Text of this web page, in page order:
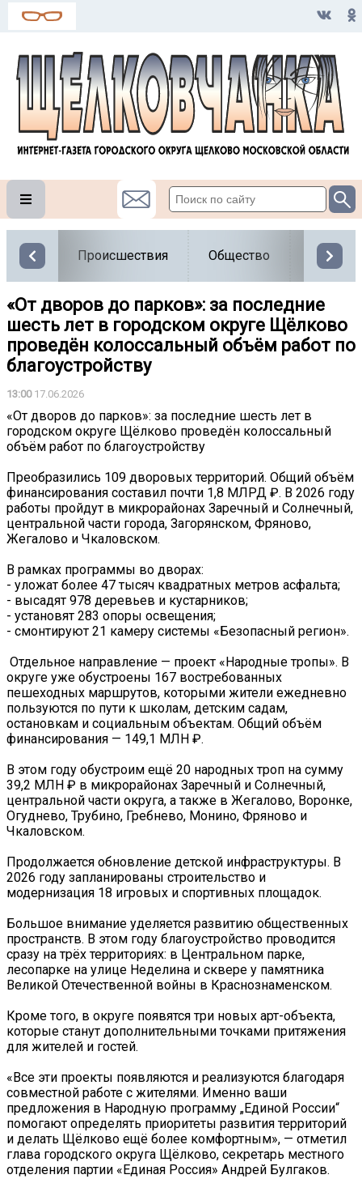
Происшествия Общество Власть
«От дворов до парков»: за последние
шесть лет в городском округе Щёлково
проведён колоссальный объём работ по
благоустройству
13:0017.06.2026
«От дворов до парков»: за последние шесть лет в
городском округе Щёлково проведён колоссальный
объём работ по благоустройству
Преобразились 109 дворовых территорий. Общий объём
финансирования составил почти 1,8 МЛРД ₽. В 2026 году
работы пройдут в микрорайонах Заречный и Солнечный,
центральной части города, Загорянском, Фряново,
Жегалово и Чкаловском.
В рамках программы во дворах:
- уложат более 47 тысяч квадратных метров асфальта;
- высадят 978 деревьев и кустарников;
- установят 283 опоры освещения;
- смонтируют 21 камеру системы «Безопасный регион».
‍️ Отдельное направление — проект «Народные тропы». В
округе уже обустроены 167 востребованных
пешеходных маршрутов, которыми жители ежедневно
пользуются по пути к школам, детским садам,
остановкам и социальным объектам. Общий объём
финансирования — 149,1 МЛН ₽.
В этом году обустроим ещё 20 народных троп на сумму
39,2 МЛН ₽ в микрорайонах Заречный и Солнечный,
центральной части округа, а также в Жегалово, Воронке,
Огуднево, Трубино, Гребнево, Монино, Фряново и
Чкаловском.
Продолжается обновление детской инфраструктуры. В
2026 году запланированы строительство и
модернизация 18 игровых и спортивных площадок.
Большое внимание уделяется развитию общественных
пространств. В этом году благоустройство проводится
сразу на трёх территориях: в Центральном парке,
лесопарке на улице Неделина и сквере у памятника
Великой Отечественной войны в Краснознаменском.
Кроме того, в округе появятся три новых арт-объекта,
которые станут дополнительными точками притяжения
для жителей и гостей.
«Все эти проекты появляются и реализуются благодаря
совместной работе с жителями. Именно ваши
предложения в Народную программу „Единой России“
помогают определять приоритеты развития территорий
и делать Щёлково ещё более комфортным», — отметил
глава городского округа Щёлково, секретарь местного
отделения партии «Единая Россия» Андрей Булгаков.